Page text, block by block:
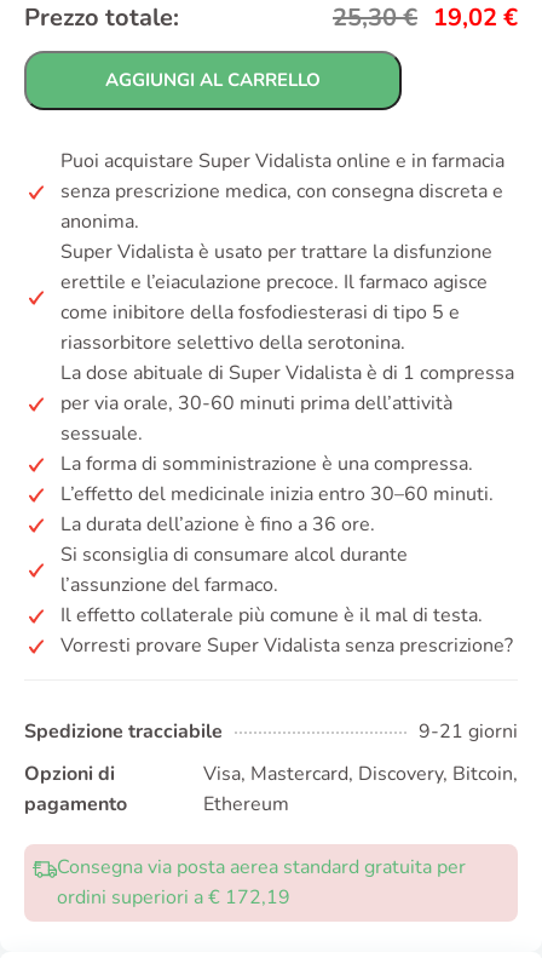
Prezzo totale: 25,30€ 19,02 €
AGGIUNGI AL CARRELLO
Puoi acquistare Super Vidalista online e in farmacia
senza prescrizione medica, con consegna discreta e
anonima.
Super Vidalista è usato per trattare la disfunzione
erettile e l’eiaculazione precoce. Il farmaco agisce
come inibitore della fosfodiesterasi di tipo 5 e
riassorbitore selettivo della serotonina.
La dose abituale di Super Vidalista è di 1 compressa
per via orale, 30-60 minuti prima dell’attività
sessuale.
La forma di somministrazione è una compressa.
L’effetto del medicinale inizia entro 30–60 minuti.
La durata dell’azione è fino a 36 ore.
Si sconsiglia di consumare alcol durante
l’assunzione del farmaco.
Il effetto collaterale più comune è il mal di testa.
Vorresti provare Super Vidalista senza prescrizione?
Spedizione tracciabile
9-21 giorni
Opzioni di
pagamento
Visa, Mastercard, Discovery, Bitcoin,
Ethereum
Consegna via posta aerea standard gratuita per
ordini superiori a € 172,19